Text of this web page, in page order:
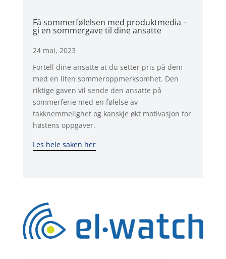
Få sommerfølelsen med produktmedia –
gi en sommergave til dine ansatte
24 mai, 2023
Fortell dine ansatte at du setter pris på dem
med en liten sommeroppmerksomhet. Den
riktige gaven vil sende den ansatte på
sommerferie med en følelse av
takknemmelighet og kanskje økt motivasjon for
høstens oppgaver.
Les hele saken her